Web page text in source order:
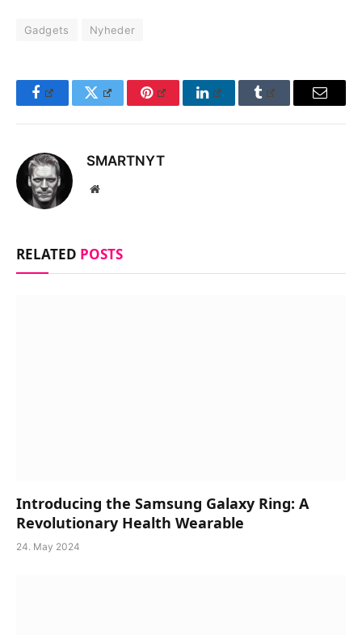
Gadgets Nyheder
FacebookTwitter Pinterest LinkedInTumblr Email
SMARTNYT
Website
RELATED POSTS
Introducing the Samsung Galaxy Ring: A
Revolutionary Health Wearable
24. May 2024